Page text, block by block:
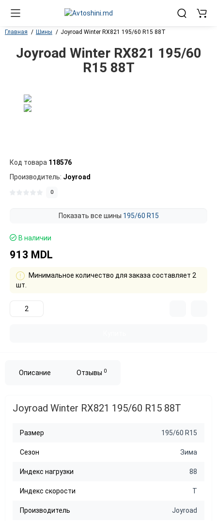
Главная Шины Joyroad Winter RX821 195/60 R15 88T
Joyroad Winter RX821 195/60
R15 88T
Код товара 118576
Производитель: Joyroad
0
Показать все шины 195/60 R15
В наличии
913 MDL
Минимальное количество для заказа составляет 2
шт.
Описание Отзывы 0
Joyroad Winter RX821 195/60 R15 88T
Размер 195/60 R15
Сезон Зима
Индекс нагрузки 88
Индекс скорости T
Производитель Joyroad